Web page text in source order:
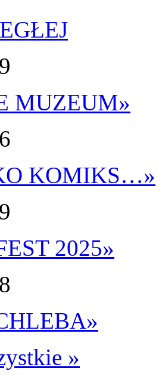
MUZEUM»
KOMIKS…»
2025»
»
»